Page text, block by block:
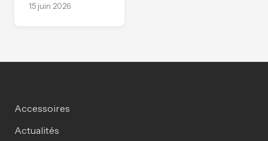
15 juin 2026
Accessoires
Actualités